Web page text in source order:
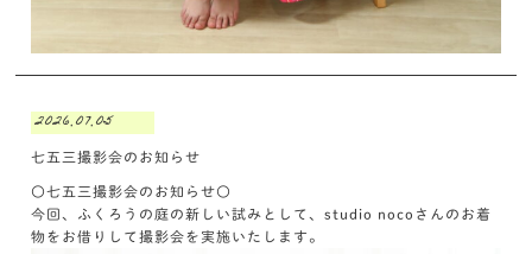
2026.07.05
七五三撮影会のお知らせ
〇七五三撮影会のお知らせ〇
今回、ふくろうの庭の新しい試みとして、studio nocoさんのお着
物をお借りして撮影会を実施いたします。